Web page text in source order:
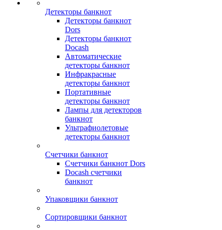
Детекторы банкнот
Детекторы банкнот
Dors
Детекторы банкнот
Docash
Автоматические
детекторы банкнот
Инфракрасные
детекторы банкнот
Портативные
детекторы банкнот
Лампы для детекторов
банкнот
Ультрафиолетовые
детекторы банкнот
Счетчики банкнот
Счетчики банкнот Dors
Docash счетчики
банкнот
Упаковщики банкнот
Сортировщики банкнот